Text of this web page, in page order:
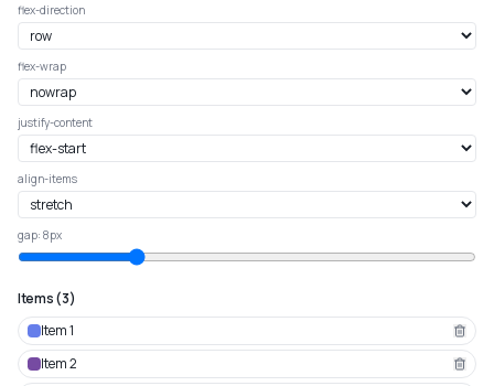
flex-direction
flex-wrap
justify-content
align-items
gap: 8px
Items(3)
Item1
Item2